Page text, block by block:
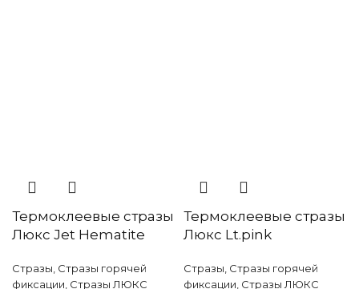
Термоклеевые стразы
Люкс Jet Hematite
Стразы Стразы горячей
фиксации Стразы ЛЮКС
Термоклеевые стразы
Люкс Lt.pink
Стразы Стразы горячей
фиксации Стразы ЛЮКС